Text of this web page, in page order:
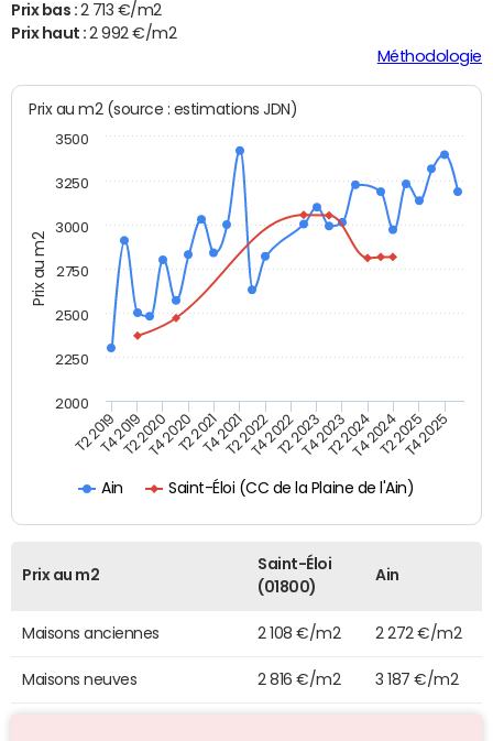
Prix bas : 2 713 €/m2
Prix haut :2 992 €/m2
Méthodologie
Prix au m2
Prix au m2 (source : estimations JDN)
Ain Saint-Éloi (CC de la Plaine de l'Ain)
T2 2019T4 2019T2 2020T4 2020T2 2021T4 2021T2 2022T4 2022T2 2023T4 2023T2 2024T4 2024T2 2025T4 2025
2000
2250
2500
2750
3000
3250
3500
Prix au m2
Saint-Éloi
(01800)
Ain
Maisons anciennes 2 108 €/m2 2 272 €/m2
Maisons neuves 2 816 €/m2 3 187 €/m2